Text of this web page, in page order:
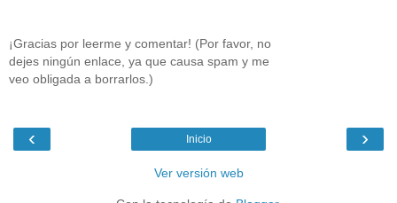
¡Gracias por leerme y comentar! (Por favor, no
dejes ningún enlace, ya que causa spam y me
veo obligada a borrarlos.)
‹ ›
Inicio
Ver versión web